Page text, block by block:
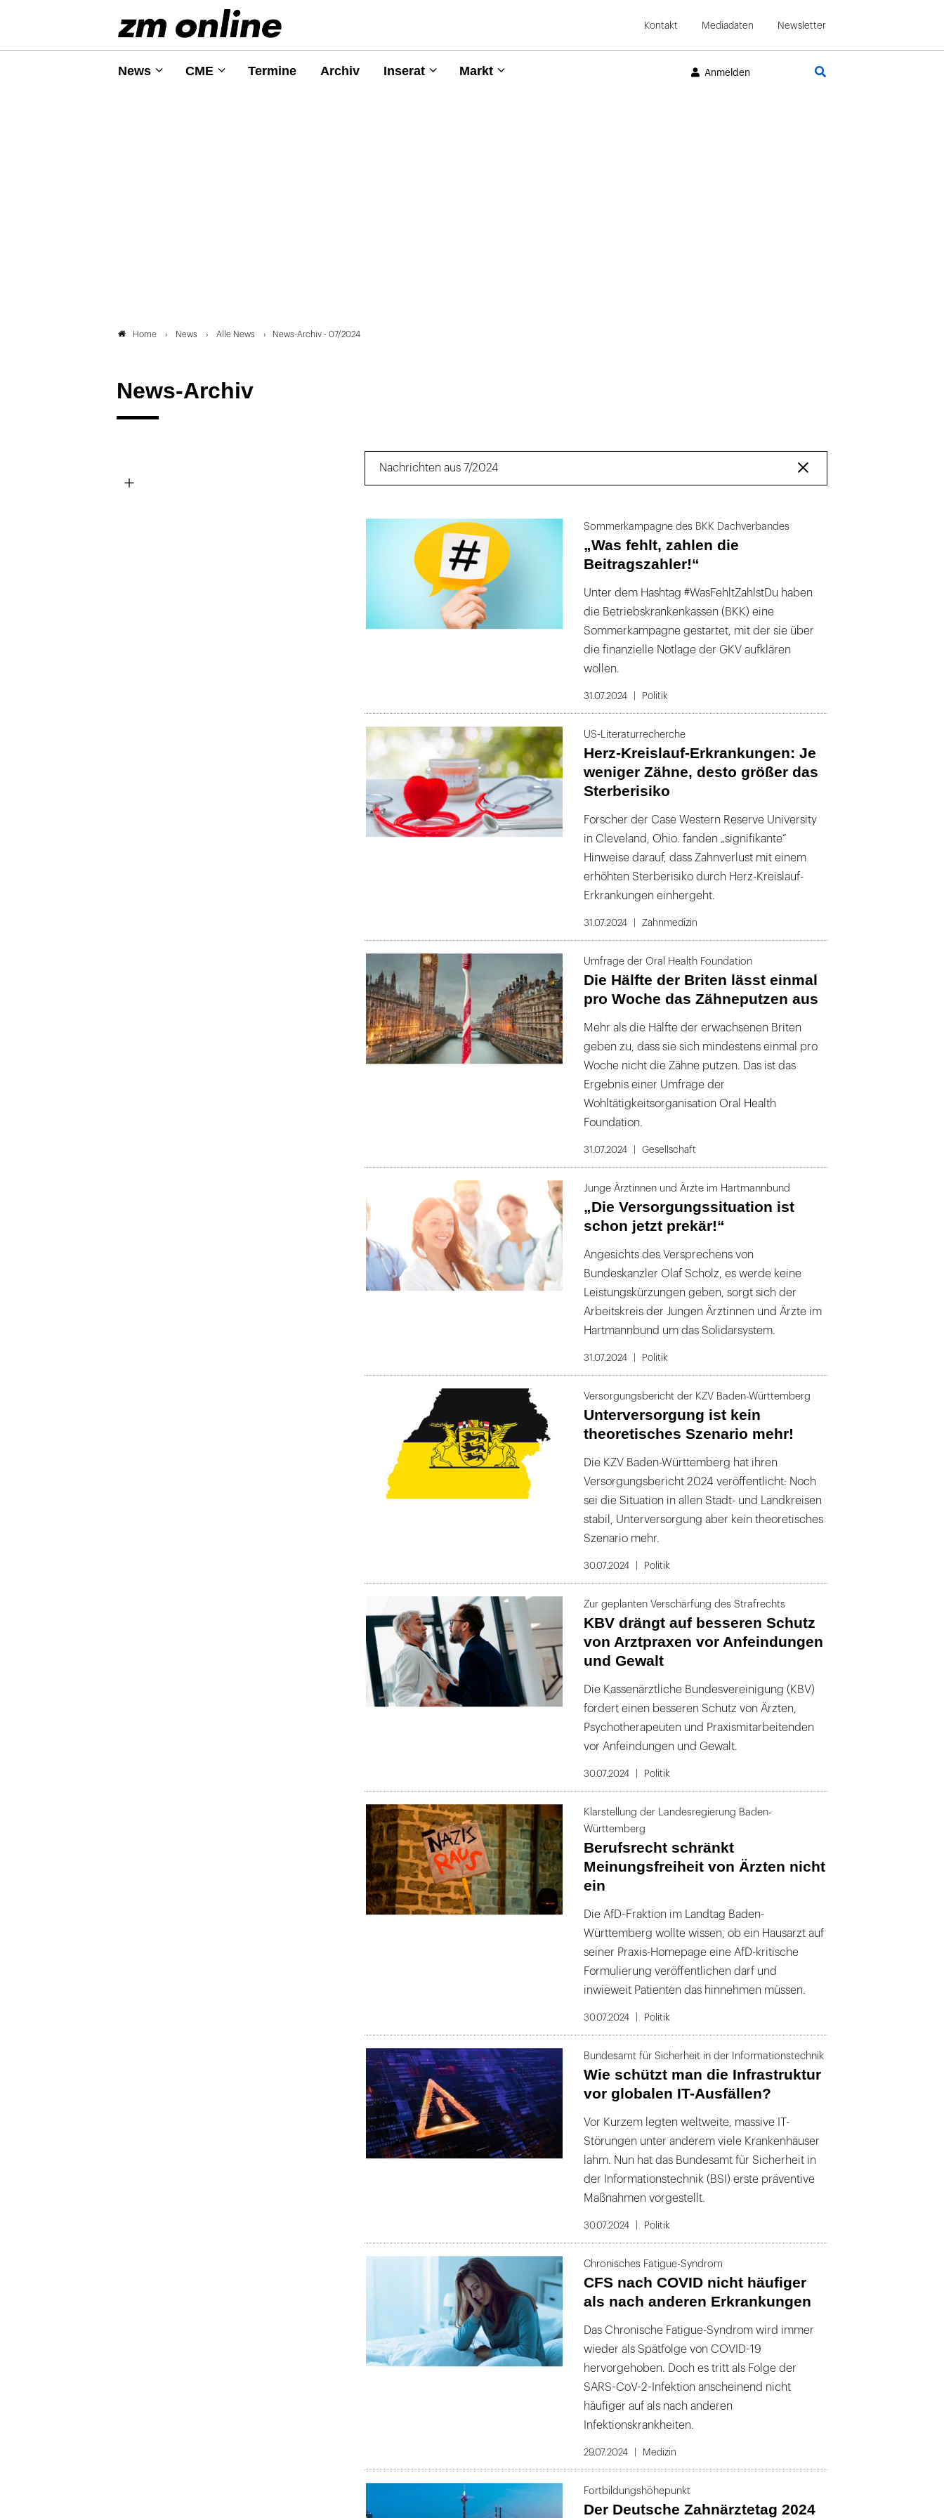
Kontakt Mediadaten Newsletter
News CME Termine Archiv Inserat Markt Anmelden
Home News Alle News News-Archiv - 07/2024
News-Archiv
Nachrichten aus 7/2024
entfernen
Sommerkampagne des BKK Dachverbandes
„Was fehlt, zahlen die
Beitragszahler!“
Unter dem Hashtag #WasFehltZahlstDu haben
die Betriebskrankenkassen (BKK) eine
Sommerkampagne gestartet, mit der sie über
die finanzielle Notlage der GKV aufklären
wollen.
31.07.2024 Politik
US-Literaturrecherche
Herz-Kreislauf-Erkrankungen: Je
weniger Zähne, desto größer das
Sterberisiko
Forscher der Case Western Reserve University
in Cleveland, Ohio. fanden „signifikante“
Hinweise darauf, dass Zahnverlust mit einem
erhöhten Sterberisiko durch Herz-Kreislauf-
Erkrankungen einhergeht.
31.07.2024 Zahnmedizin
Umfrage der Oral Health Foundation
Die Hälfte der Briten lässt einmal
pro Woche das Zähneputzen aus
Mehr als die Hälfte der erwachsenen Briten
geben zu, dass sie sich mindestens einmal pro
Woche nicht die Zähne putzen. Das ist das
Ergebnis einer Umfrage der
Wohltätigkeitsorganisation Oral Health
Foundation.
31.07.2024 Gesellschaft
Junge Ärztinnen und Ärzte im Hartmannbund
„Die Versorgungssituation ist
schon jetzt prekär!“
Angesichts des Versprechens von
Bundeskanzler Olaf Scholz, es werde keine
Leistungskürzungen geben, sorgt sich der
Arbeitskreis der Jungen Ärztinnen und Ärzte im
Hartmannbund um das Solidarsystem.
31.07.2024 Politik
Versorgungsbericht der KZV Baden-Württemberg
Unterversorgung ist kein
theoretisches Szenario mehr!
Die KZV Baden-Württemberg hat ihren
Versorgungsbericht 2024 veröffentlicht: Noch
sei die Situation in allen Stadt- und Landkreisen
stabil, Unterversorgung aber kein theoretisches
Szenario mehr.
30.07.2024 Politik
Zur geplanten Verschärfung des Strafrechts
KBV drängt auf besseren Schutz
von Arztpraxen vor Anfeindungen
und Gewalt
Die Kassenärztliche Bundesvereinigung (KBV)
fordert einen besseren Schutz von Ärzten,
Psychotherapeuten und Praxismitarbeitenden
vor Anfeindungen und Gewalt.
30.07.2024 Politik
Klarstellung der Landesregierung Baden-
Württemberg
Berufsrecht schränkt
Meinungsfreiheit von Ärzten nicht
ein
Die AfD-Fraktion im Landtag Baden-
Württemberg wollte wissen, ob ein Hausarzt auf
seiner Praxis-Homepage eine AfD-kritische
Formulierung veröffentlichen darf und
inwieweit Patienten das hinnehmen müssen.
30.07.2024 Politik
Bundesamt für Sicherheit in der Informationstechnik
Wie schützt man die Infrastruktur
vor globalen IT-Ausfällen?
Vor Kurzem legten weltweite, massive IT-
Störungen unter anderem viele Krankenhäuser
lahm. Nun hat das Bundesamt für Sicherheit in
der Informationstechnik (BSI) erste präventive
Maßnahmen vorgestellt.
30.07.2024 Politik
Chronisches Fatigue-Syndrom
CFS nach COVID nicht häufiger
als nach anderen Erkrankungen
Das Chronische Fatigue-Syndrom wird immer
wieder als Spätfolge von COVID-19
hervorgehoben. Doch es tritt als Folge der
SARS-CoV-2-Infektion anscheinend nicht
häufiger auf als nach anderen
Infektionskrankheiten.
29.07.2024 Medizin
Fortbildungshöhepunkt
Der Deutsche Zahnärztetag 2024